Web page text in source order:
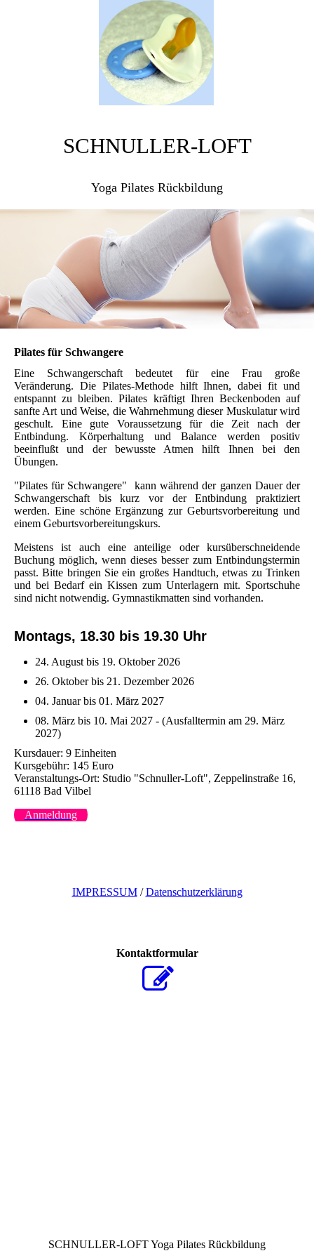
SCHNULLER-LOFT
Yoga Pilates Rückbildung
Pilates für Schwangere
Eine Schwangerschaft bedeutet für eine Frau große
Veränderung. Die Pilates-Methode hilft Ihnen, dabei fit und
entspannt zu bleiben. Pilates kräftigt Ihren Beckenboden auf
sanfte Art und Weise, die Wahrnehmung dieser Muskulatur wird
geschult. Eine gute Voraussetzung für die Zeit nach der
Entbindung. Körperhaltung und Balance werden positiv
beeinflußt und der bewusste Atmen hilft Ihnen bei den
Übungen.
"Pilates für Schwangere" kann während der ganzen Dauer der
Schwangerschaft bis kurz vor der Entbindung praktiziert
werden. Eine schöne Ergänzung zur Geburtsvorbereitung und
einem Geburtsvorbereitungskurs.
Meistens ist auch eine anteilige oder kursüberschneidende
Buchung möglich, wenn dieses besser zum Entbindungstermin
passt. Bitte bringen Sie ein großes Handtuch, etwas zu Trinken
und bei Bedarf ein Kissen zum Unterlagern mit. Sportschuhe
sind nicht notwendig. Gymnastikmatten sind vorhanden.
Montags, 18.30 bis 19.30 Uhr
24. August bis 19. Oktober 2026
26. Oktober bis 21. Dezember 2026
04. Januar bis 01. März 2027
08. März bis 10. Mai 2027 - (Ausfalltermin am 29. März
2027)
Kursdauer: 9 Einheiten
Kursgebühr: 145 Euro
Veranstaltungs-Ort: Studio "Schnuller-Loft", Zeppelinstraße 16,
61118 Bad Vilbel
Anmeldung
IMPRESSUM/Datenschutzerklärung
Kontaktformular
SCHNULLER-LOFT Yoga Pilates Rückbildung